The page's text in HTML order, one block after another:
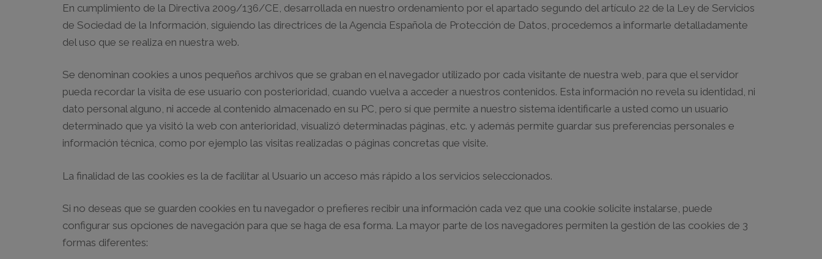
En cumplimiento de la Directiva 2009/136/CE, desarrollada en nuestro ordenamiento por el apartado segundo del artículo 22 de la Ley de Servicios
de Sociedad de la Información, siguiendo las directrices de la Agencia Española de Protección de Datos, procedemos a informarle detalladamente
del uso que se realiza en nuestra web.
Se denominan cookies a unos pequeños archivos que se graban en el navegador utilizado por cada visitante de nuestra web, para que el servidor
pueda recordar la visita de ese usuario con posterioridad, cuando vuelva a acceder a nuestros contenidos. Esta información no revela su identidad, ni
dato personal alguno, ni accede al contenido almacenado en su PC, pero sí que permite a nuestro sistema identificarle a usted como un usuario
determinado que ya visitó la web con anterioridad, visualizó determinadas páginas, etc. y además permite guardar sus preferencias personales e
información técnica, como por ejemplo las visitas realizadas o páginas concretas que visite.
La finalidad de las cookies es la de facilitar al Usuario un acceso más rápido a los servicios seleccionados.
Si no deseas que se guarden cookies en tu navegador o prefieres recibir una información cada vez que una cookie solicite instalarse, puede
configurar sus opciones de navegación para que se haga de esa forma. La mayor parte de los navegadores permiten la gestión de las cookies de 3
formas diferentes: